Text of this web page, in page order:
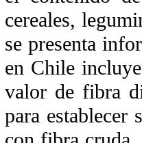
cereales,
se presenta
en Chile
valor de fibra
para establecer